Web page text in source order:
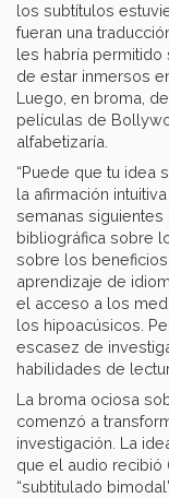
los subtítulos
fueran una
les habría
de estar inmersos
Luego, en broma,
películas de
alfabetizaría.
“Puede que tu idea
la afirmación
semanas siguientes
bibliográfica sobre
sobre los
aprendizaje de
el acceso a los
los hipoacúsicos.
escasez de
habilidades de
La broma ociosa
comenzó a
investigación. La
que el audio recibió
“subtitulado